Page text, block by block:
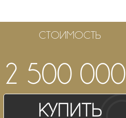
СТОИМОСТЬ
2 500 000
Купить